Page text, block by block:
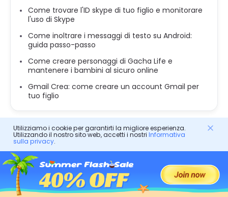
Come trovare l'ID skype di tuo figlio e monitorare
l'uso di Skype
Come inoltrare i messaggi di testo su Android:
guida passo-passo
Come creare personaggi di Gacha Life e
mantenere i bambini al sicuro online
Gmail Crea: come creare un account Gmail per
tuo figlio
Utilizziamo i cookie per garantirti la migliore esperienza.
Utilizzando il nostro sito web, accetti i nostri Informativa
sulla privacy.